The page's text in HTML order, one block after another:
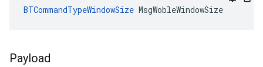
BTCommandTypeWindowSize MsgWobleWindowSize
Payload